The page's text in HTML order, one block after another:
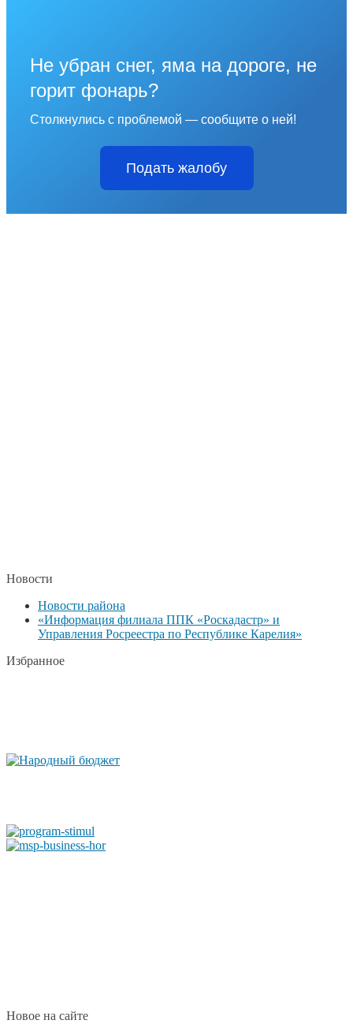
Не убран снег, яма на дороге, не
горит фонарь?
Столкнулись с проблемой — сообщите о ней!
Подать жалобу
Новости
Новости района
«Информация филиала ППК «Роскадастр» и
Управления Росреестра по Республике Карелия»
Избранное
Новое на сайте